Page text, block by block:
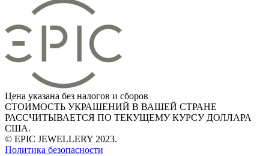
Цена указана без налогов и сборов
СТОИМОСТЬ УКРАШЕНИЙ В ВАШЕЙ СТРАНЕ
РАССЧИТЫВАЕТСЯ ПО ТЕКУЩЕМУ КУРСУ ДОЛЛАРА
США.
© EPIC JEWELLERY 2023.
Политика безопасности